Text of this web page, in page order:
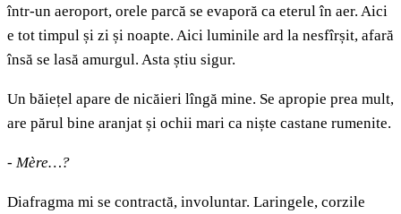
într-un aeroport, orele parcă se evaporă ca eterul în aer. Aici
e tot timpul și zi și noapte. Aici luminile ard la nesfîrșit, afară
însă se lasă amurgul. Asta știu sigur.
Un băiețel apare de nicăieri lîngă mine. Se apropie prea mult,
are părul bine aranjat și ochii mari ca niște castane rumenite.
- Mère…?
Diafragma mi se contractă, involuntar. Laringele, corzile